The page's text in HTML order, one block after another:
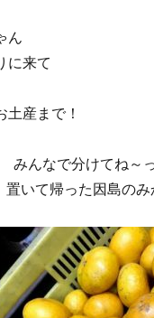
ん
に来て
土産まで！
みんなで分けてね～
置いて帰った因島のみ